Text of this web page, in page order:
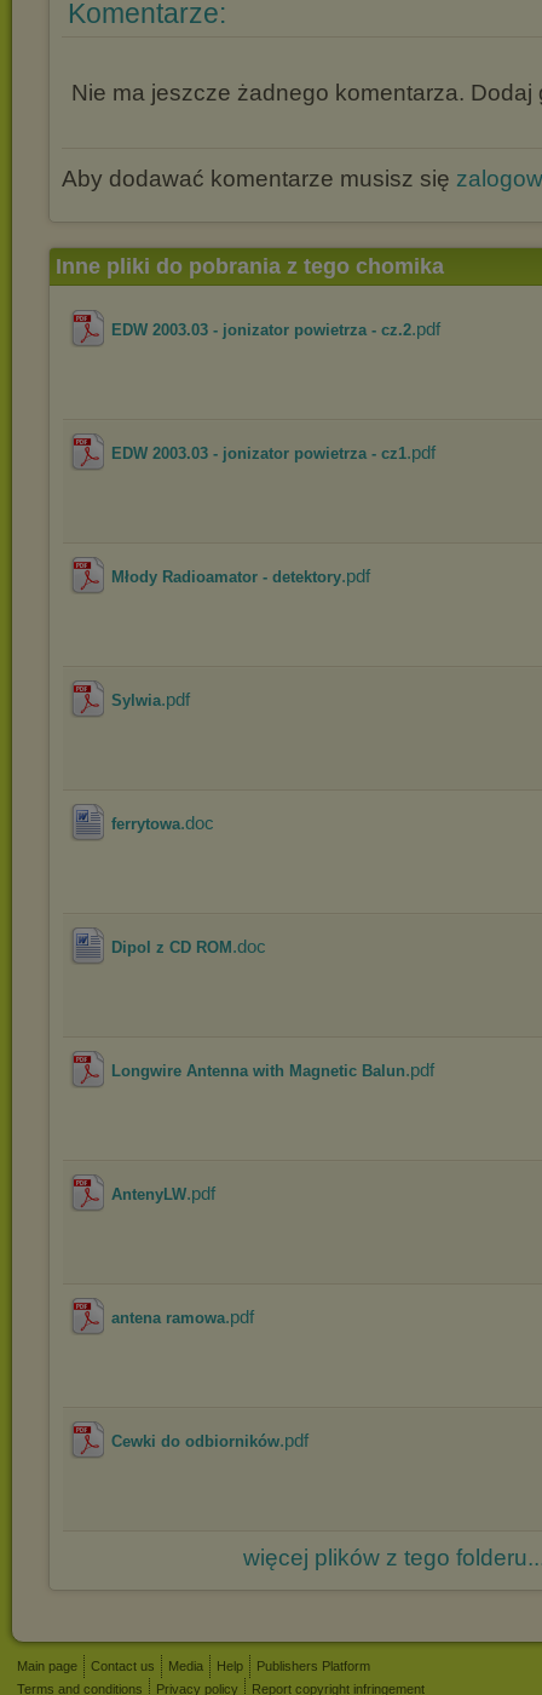
Komentarze:
Nie ma jeszcze żadnego komentarza. Dodaj
Aby dodawać komentarze musisz się
Inne pliki do pobrania z tego chomika
EDW 2003.03 - jonizator powietrza - cz.2.pdf
EDW 2003.03 - jonizator powietrza - cz1.pdf
Młody Radioamator - detektory.pdf
Sylwia.pdf
ferrytowa.doc
Dipol z CD ROM .doc
Longwire Antenna with Magnetic Balun.pdf
AntenyLW.pdf
antena ramowa.pdf
Cewki do odbiorników.pdf
więcej plików z tego
Main page Contact us Media Help
Publishers Platform
Terms and conditions
Privacy policy Report copyright infringement